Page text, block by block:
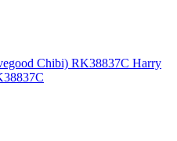
Harry